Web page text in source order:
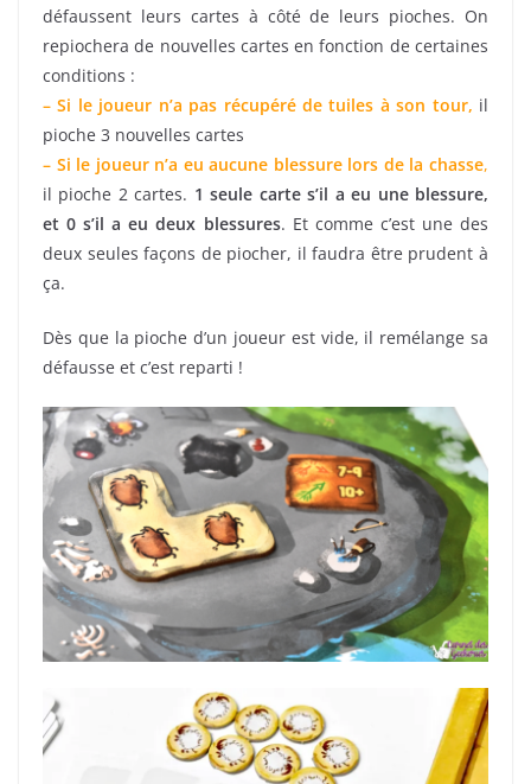
défaussent leurs cartes à côté de leurs pioches. On
repiochera de nouvelles cartes en fonction de certaines
conditions :
– Si le joueur n’a pas récupéré de tuiles à son tour, il
pioche 3 nouvelles cartes
– Si le joueur n’a eu aucune blessure lors de la chasse,
il pioche 2 cartes. 1 seule carte s’il a eu une blessure,
et 0 s’il a eu deux blessures. Et comme c’est une des
deux seules façons de piocher, il faudra être prudent à
ça.
Dès que la pioche d’un joueur est vide, il remélange sa
défausse et c’est reparti !